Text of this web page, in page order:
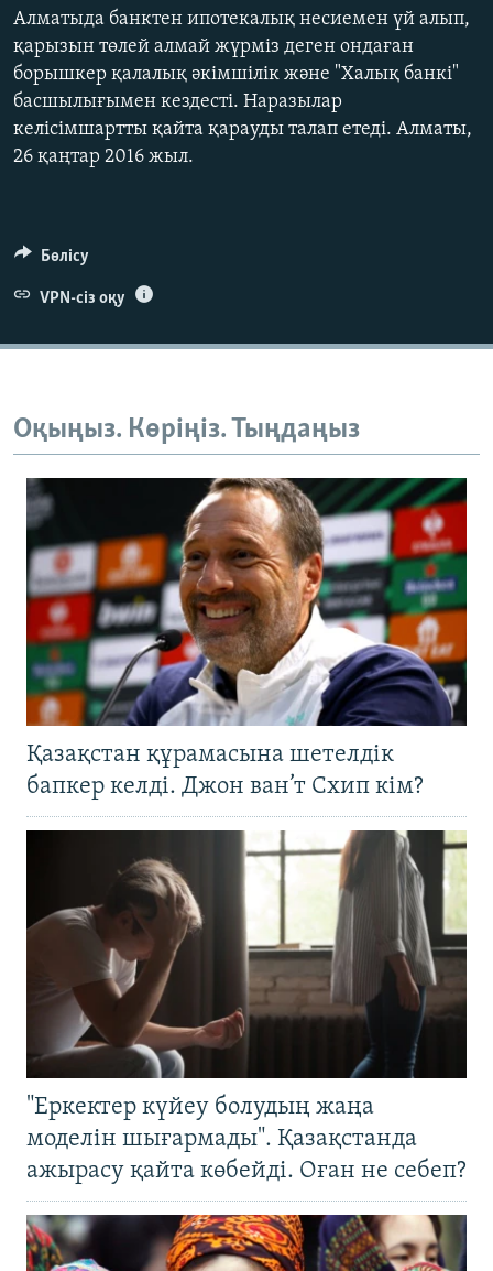
ЖАЗЫЛЫҢЫЗ
Басқа тілдерде
Алматыда банктен ипотекалық несиемен үй алып,
қарызын төлей алмай жүрміз деген ондаған
борышкер қалалық әкімшілік және "Халық банкі"
басшылығымен кездесті. Наразылар
келісімшартты қайта қарауды талап етеді. Алматы,
26 қаңтар 2016 жыл.
Бөлісу
VPN-сіз оқу
Оқыңыз. Көріңіз. Тыңдаңыз
Қазақстан құрамасына шетелдік
бапкер келді. Джон ван’т Схип кім?
"Еркектер күйеу болудың жаңа
моделін шығармады". Қазақстанда
ажырасу қайта көбейді. Оған не себеп?